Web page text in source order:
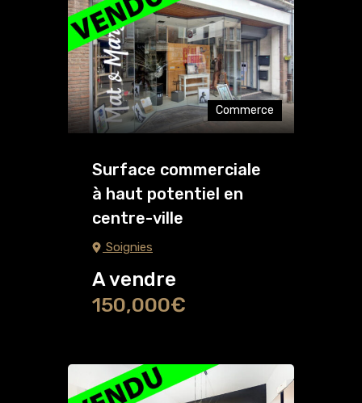
Commerce
Surface commerciale
à haut potentiel en
centre-ville
Soignies
A vendre
150,000€